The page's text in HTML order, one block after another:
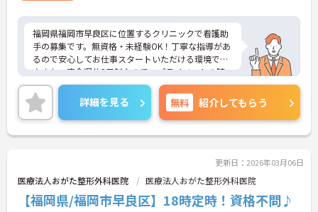
福岡県福岡市早良区に位置するクリニックで看護助
手の募集です。無資格・未経験OK！丁寧な指導があ
るので安心してお仕事スタートいただける環境です
♪また、完全週休2日制なので、プライベートの時
間を大切にできます！ご興味のある方はご面接のポ
イントお伝えしますのでご気軽にお問い合わせくだ
さい。
詳細を見る 無料 紹介してもらう
更新日：2026年03月06日
医療法人おがた整形外科医院 医療法人おがた整形外科医院
【福岡県/福岡市早良区】18時定時！資格不問♪